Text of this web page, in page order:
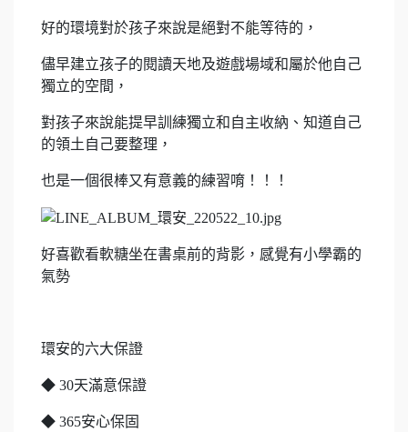
好的環境對於孩子來說是絕對不能等待的，
儘早建立孩子的閱讀天地及遊戲場域和屬於他自己
獨立的空間，
對孩子來說能提早訓練獨立和自主收納、知道自己
的領土自己要整理，
也是一個很棒又有意義的練習唷！！！
好喜歡看軟糖坐在書桌前的背影，感覺有小學霸的
氣勢
環安的六大保證
◆ 30天滿意保證
◆ 365安心保固